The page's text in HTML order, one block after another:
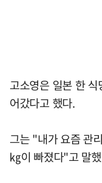
고소영은 일본 한
어갔다고 했다.
그는 "내가 요즘 관
㎏이 빠졌다"고 말